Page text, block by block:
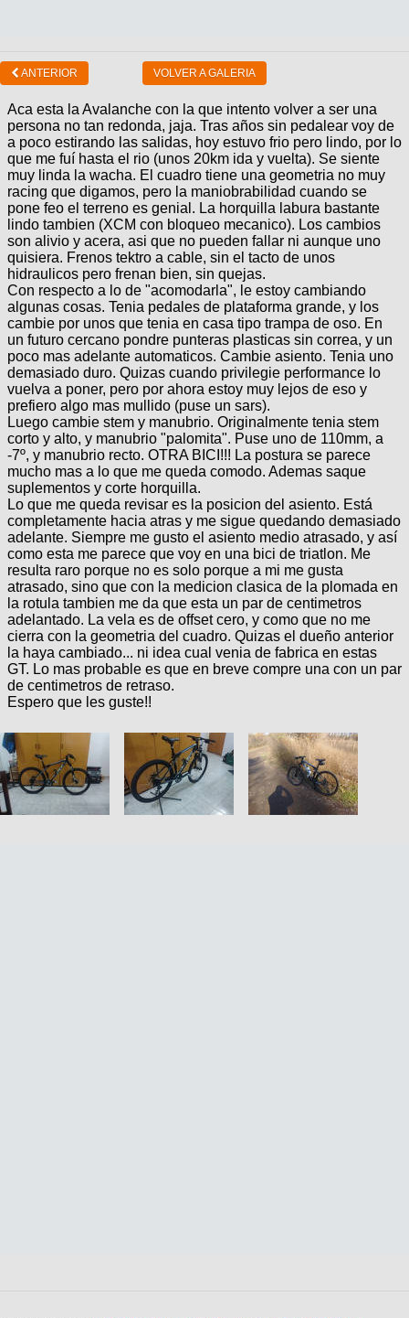
ANTERIOR VOLVER A GALERIA
Aca esta la Avalanche con la que intento volver a ser una
persona no tan redonda, jaja. Tras años sin pedalear voy de
a poco estirando las salidas, hoy estuvo frio pero lindo, por lo
que me fuí hasta el rio (unos 20km ida y vuelta). Se siente
muy linda la wacha. El cuadro tiene una geometria no muy
racing que digamos, pero la maniobrabilidad cuando se
pone feo el terreno es genial. La horquilla labura bastante
lindo tambien (XCM con bloqueo mecanico). Los cambios
son alivio y acera, asi que no pueden fallar ni aunque uno
quisiera. Frenos tektro a cable, sin el tacto de unos
hidraulicos pero frenan bien, sin quejas.
Con respecto a lo de "acomodarla", le estoy cambiando
algunas cosas. Tenia pedales de plataforma grande, y los
cambie por unos que tenia en casa tipo trampa de oso. En
un futuro cercano pondre punteras plasticas sin correa, y un
poco mas adelante automaticos. Cambie asiento. Tenia uno
demasiado duro. Quizas cuando privilegie performance lo
vuelva a poner, pero por ahora estoy muy lejos de eso y
prefiero algo mas mullido (puse un sars).
Luego cambie stem y manubrio. Originalmente tenia stem
corto y alto, y manubrio "palomita". Puse uno de 110mm, a
-7º, y manubrio recto. OTRA BICI!!! La postura se parece
mucho mas a lo que me queda comodo. Ademas saque
suplementos y corte horquilla.
Lo que me queda revisar es la posicion del asiento. Está
completamente hacia atras y me sigue quedando demasiado
adelante. Siempre me gusto el asiento medio atrasado, y así
como esta me parece que voy en una bici de triatlon. Me
resulta raro porque no es solo porque a mi me gusta
atrasado, sino que con la medicion clasica de la plomada en
la rotula tambien me da que esta un par de centimetros
adelantado. La vela es de offset cero, y como que no me
cierra con la geometria del cuadro. Quizas el dueño anterior
la haya cambiado... ni idea cual venia de fabrica en estas
GT. Lo mas probable es que en breve compre una con un par
de centimetros de retraso.
Espero que les guste!!